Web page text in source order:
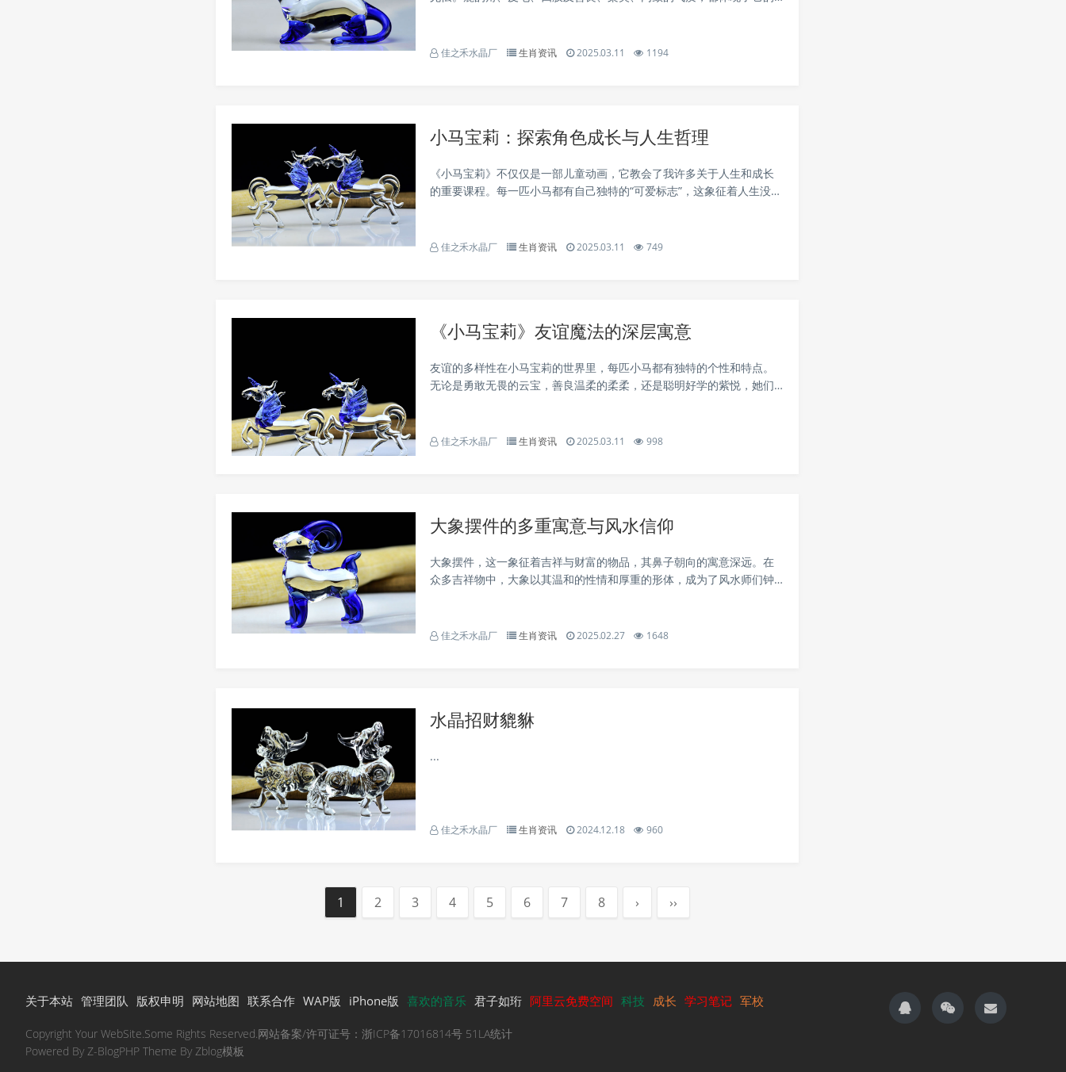
佳之禾水晶厂 生肖资讯 2025.03.11 1194
小马宝莉：探索角色成长与人生哲理
《小马宝莉》不仅仅是一部儿童动画，它教会了我许多关于人生和成长
的重要课程。每一匹小马都有自己独特的“可爱标志”，这象征着人生没有
佳之禾水晶厂 生肖资讯 2025.03.11 749
《小马宝莉》友谊魔法的深层寓意
友谊的多样性在小马宝莉的世界里，每匹小马都有独特的个性和特点。
无论是勇敢无畏的云宝，善良温柔的柔柔，还是聪明好学的紫悦，她们
佳之禾水晶厂 生肖资讯 2025.03.11 998
大象摆件的多重寓意与风水信仰
大象摆件，这一象征着吉祥与财富的物品，其鼻子朝向的寓意深远。在
众多吉祥物中，大象以其温和的性情和厚重的形体，成为了风水师们钟
佳之禾水晶厂 生肖资讯 2025.02.27 1648
水晶招财貔貅
...
佳之禾水晶厂 生肖资讯 2024.12.18 960
1 2 3 4 5 6 7 8 › ››
关于本站 管理团队 版权申明 网站地图 联系合作 WAP版 iPhone版 喜欢的音乐 君子如珩 阿里云免费空间 科技 成长 学习笔记 军校
Copyright Your WebSite.Some Rights Reserved.网站备案/许可证号： 浙ICP备17016814号 51LA统计
Powered By Z-BlogPHP Theme By Zblog模板